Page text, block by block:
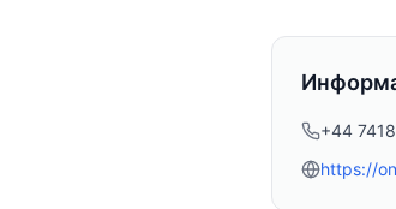
+44
https://